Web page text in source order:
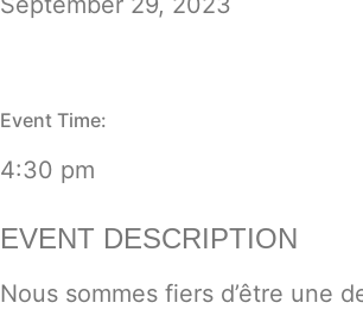
Event Time:
4:30 pm
EVENT DESCRIPTION
Nous sommes fiers d’être une